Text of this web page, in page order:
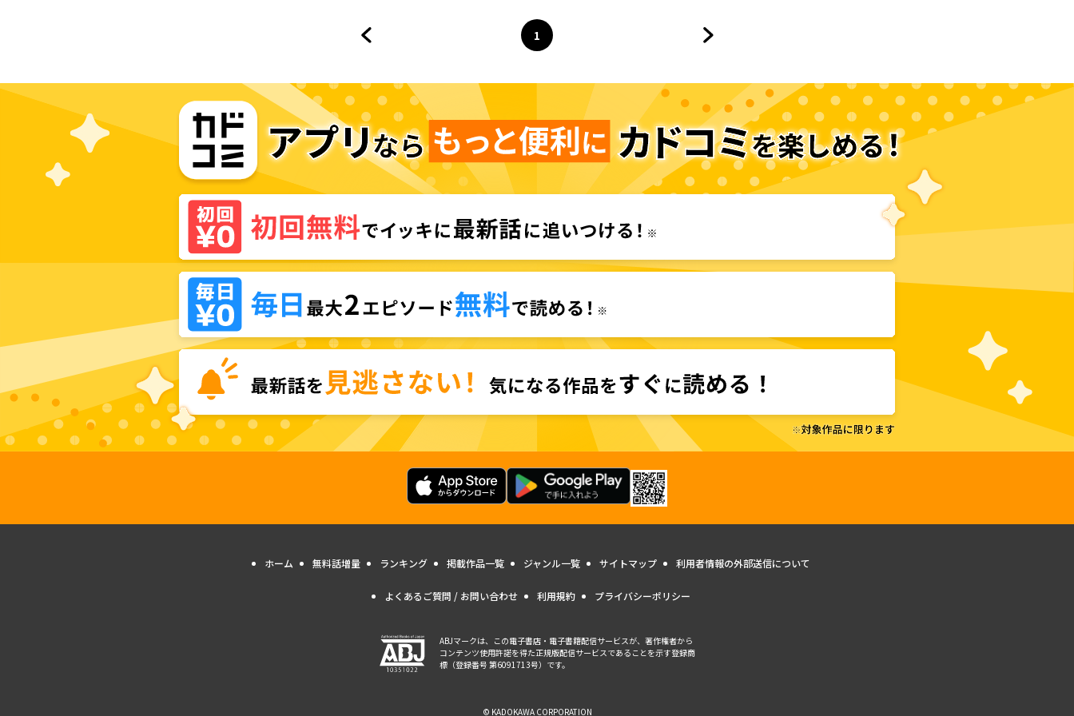
ページ
1
へ
ホーム 無料話増量 ランキング 掲載作品一覧 ジャンル一覧 サイトマップ 利用者情報の外部送信について
よくあるご質問 / お問い合わせ 利用規約 プライバシーポリシー
ABJマークは、この電子書店・電子書籍配信サービスが、著作権者から
コンテンツ使用許諾を得た正規版配信サービスであることを示す登録商
標（登録番号 第6091713号）です。
© KADOKAWA CORPORATION